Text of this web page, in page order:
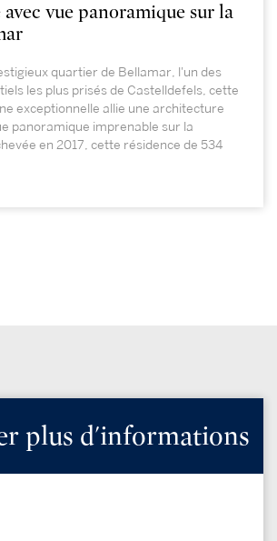
vue panoramique sur la
quartier de Bellamar, l'un des
les plus prisés de Castelldefels, cette
exceptionnelle allie une architecture
panoramique imprenable sur la
en 2017, cette résidence de 534
plus d'informations